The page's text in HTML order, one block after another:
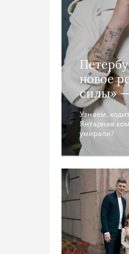
новое
силы»
Узнаем,
Янтарная
умирали?